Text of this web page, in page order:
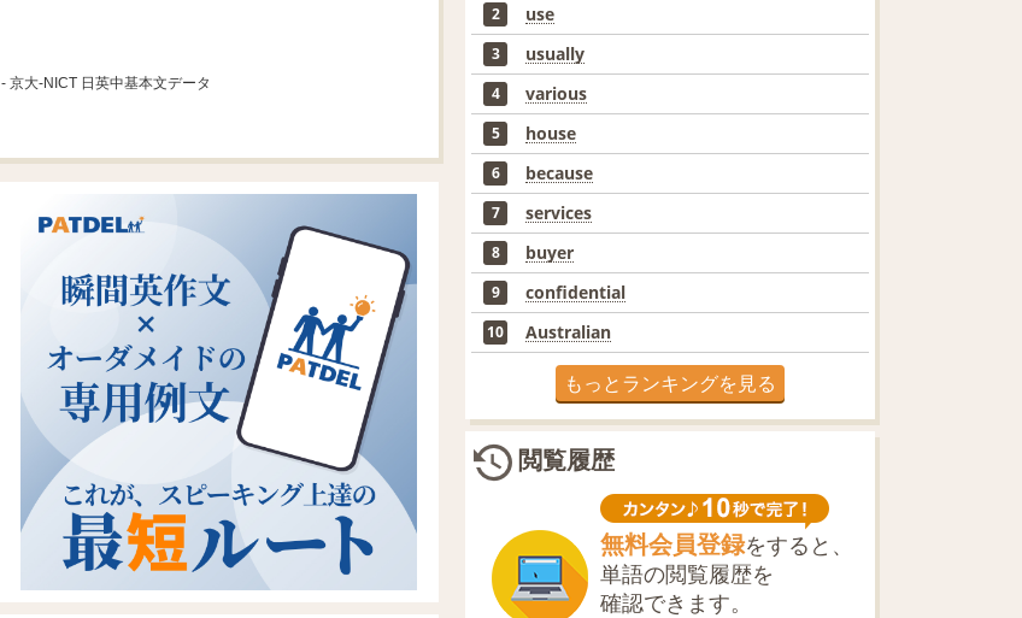
- 京大-NICT 日英中基本文データ
2 use
3 usually
4 various
5 house
6 because
7 services
8 buyer
9 confidential
10 Australian
もっとランキングを見る
閲覧履歴
無料会員登録をすると、
単語の閲覧履歴を
確認できます。